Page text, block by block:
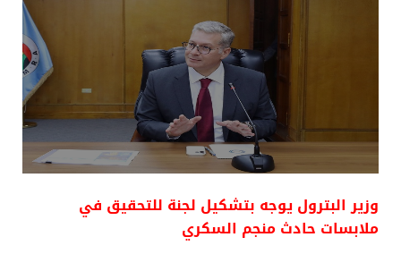
وزير البترول يوجه بتشكيل لجنة للتحقيق في
ملابسات حادث منجم السكري